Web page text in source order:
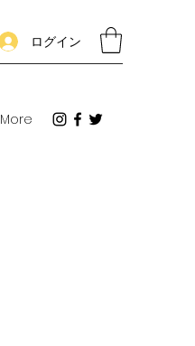
ログイン
More